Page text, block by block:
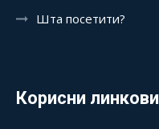
Шта посетити?
Корисни линкови